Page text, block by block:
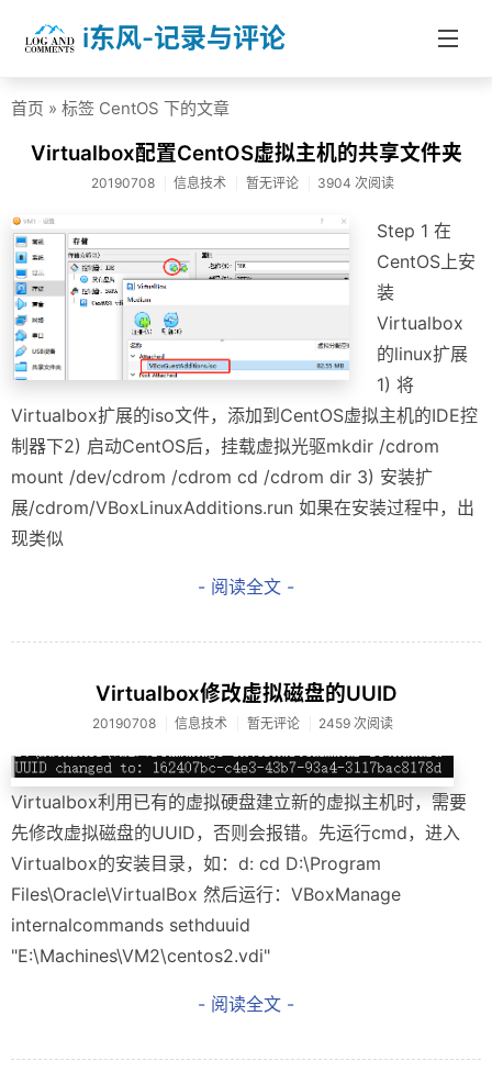
i东风-记录与评论
分类
杂文随笔
医药健康
学校教育
About
首页 » 标签 CentOS 下的文章
Virtualbox配置CentOS虚拟主机的共享文件夹
20190708 信息技术 暂无评论 3904 次阅读
Step 1 在
CentOS上安
装
Virtualbox
的linux扩展
1) 将
Virtualbox扩展的iso文件，添加到CentOS虚拟主机的IDE控
制器下2) 启动CentOS后，挂载虚拟光驱mkdir /cdrom
mount /dev/cdrom /cdrom cd /cdrom dir 3) 安装扩
展/cdrom/VBoxLinuxAdditions.run 如果在安装过程中，出
现类似
- 阅读全文 -
Virtualbox修改虚拟磁盘的UUID
20190708 信息技术 暂无评论 2459 次阅读
Virtualbox利用已有的虚拟硬盘建立新的虚拟主机时，需要
先修改虚拟磁盘的UUID，否则会报错。先运行cmd，进入
Virtualbox的安装目录，如：d: cd D:\Program
Files\Oracle\VirtualBox 然后运行：VBoxManage
internalcommands sethduuid
"E:\Machines\VM2\centos2.vdi"
- 阅读全文 -